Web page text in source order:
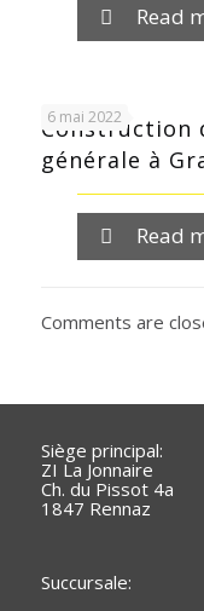
Read
6 mai 2022
Construction
générale à
Read
Comments are
Siège principal:
ZI La Jonnaire
Ch. du Pissot 4a
1847 Rennaz
Succursale: